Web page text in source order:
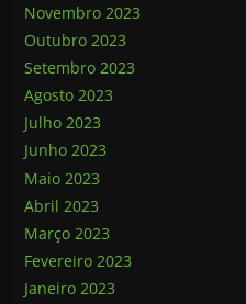
Novembro 2023
Outubro 2023
Setembro 2023
Agosto 2023
Julho 2023
Junho 2023
Maio 2023
Abril 2023
Março 2023
Fevereiro 2023
Janeiro 2023